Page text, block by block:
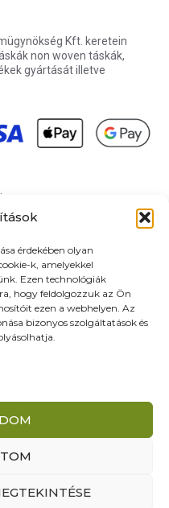
érdekében olyan
k, amelyekkel
Ezen technológiák
hogy feldolgozzuk az Ön
ezen a webhelyen. Az
bizonyos szolgáltatások és
Kft. keretein
non woven táskák,
gyártását illetve